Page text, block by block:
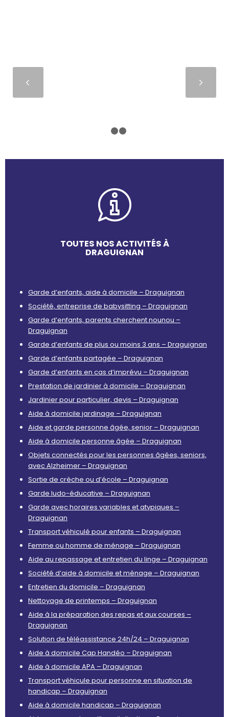
TOUTES NOS ACTIVITÉS À
DRAGUIGNAN
Garde d’enfants, aide à domicile – Draguignan
Société, entreprise de babysitting – Draguignan
Garde d’enfants, parents cherchent nounou –
Draguignan
Garde d’enfants de plus ou moins 3 ans – Draguignan
Garde d’enfants partagée – Draguignan
Garde d’enfants en cas d’imprévu – Draguignan
Prestation de jardinier à domicile – Draguignan
Jardinier pour particulier, devis – Draguignan
Aide à domicile jardinage – Draguignan
Aide et garde personne âgée, senior – Draguignan
Aide à domicile personne âgée – Draguignan
Objets connectés pour les personnes âgées, seniors,
avec Alzheimer – Draguignan
Sortie de crèche ou d’école – Draguignan
Garde ludo-éducative – Draguignan
Garde avec horaires variables et atypiques –
Draguignan
Transport véhiculé pour enfants – Draguignan
Femme ou homme de ménage – Draguignan
Aide au repassage et entretien du linge – Draguignan
Société d’aide à domicile et ménage – Draguignan
Entretien du domicile – Draguignan
Nettoyage de printemps – Draguignan
Aide à la préparation des repas et aux courses –
Draguignan
Solution de téléassistance 24h/24 – Draguignan
Aide à domicile Cap Handéo – Draguignan
Aide à domicile APA – Draguignan
Transport véhicule pour personne en situation de
handicap – Draguignan
Aide à domicile handicap – Draguignan